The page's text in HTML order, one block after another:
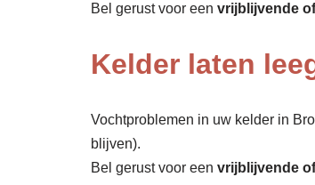
Bel gerust voor een vrijblijvende
Kelder laten
Vochtproblemen in uw kelder in
blijven).
Bel gerust voor een vrijblijvende